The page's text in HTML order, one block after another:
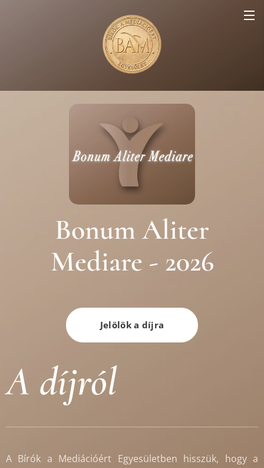
Bonum Aliter
Mediare - 2026
Jelölök a díjra
A díjról
A Bírók a Mediációért Egyesületben hisszük, hogy a